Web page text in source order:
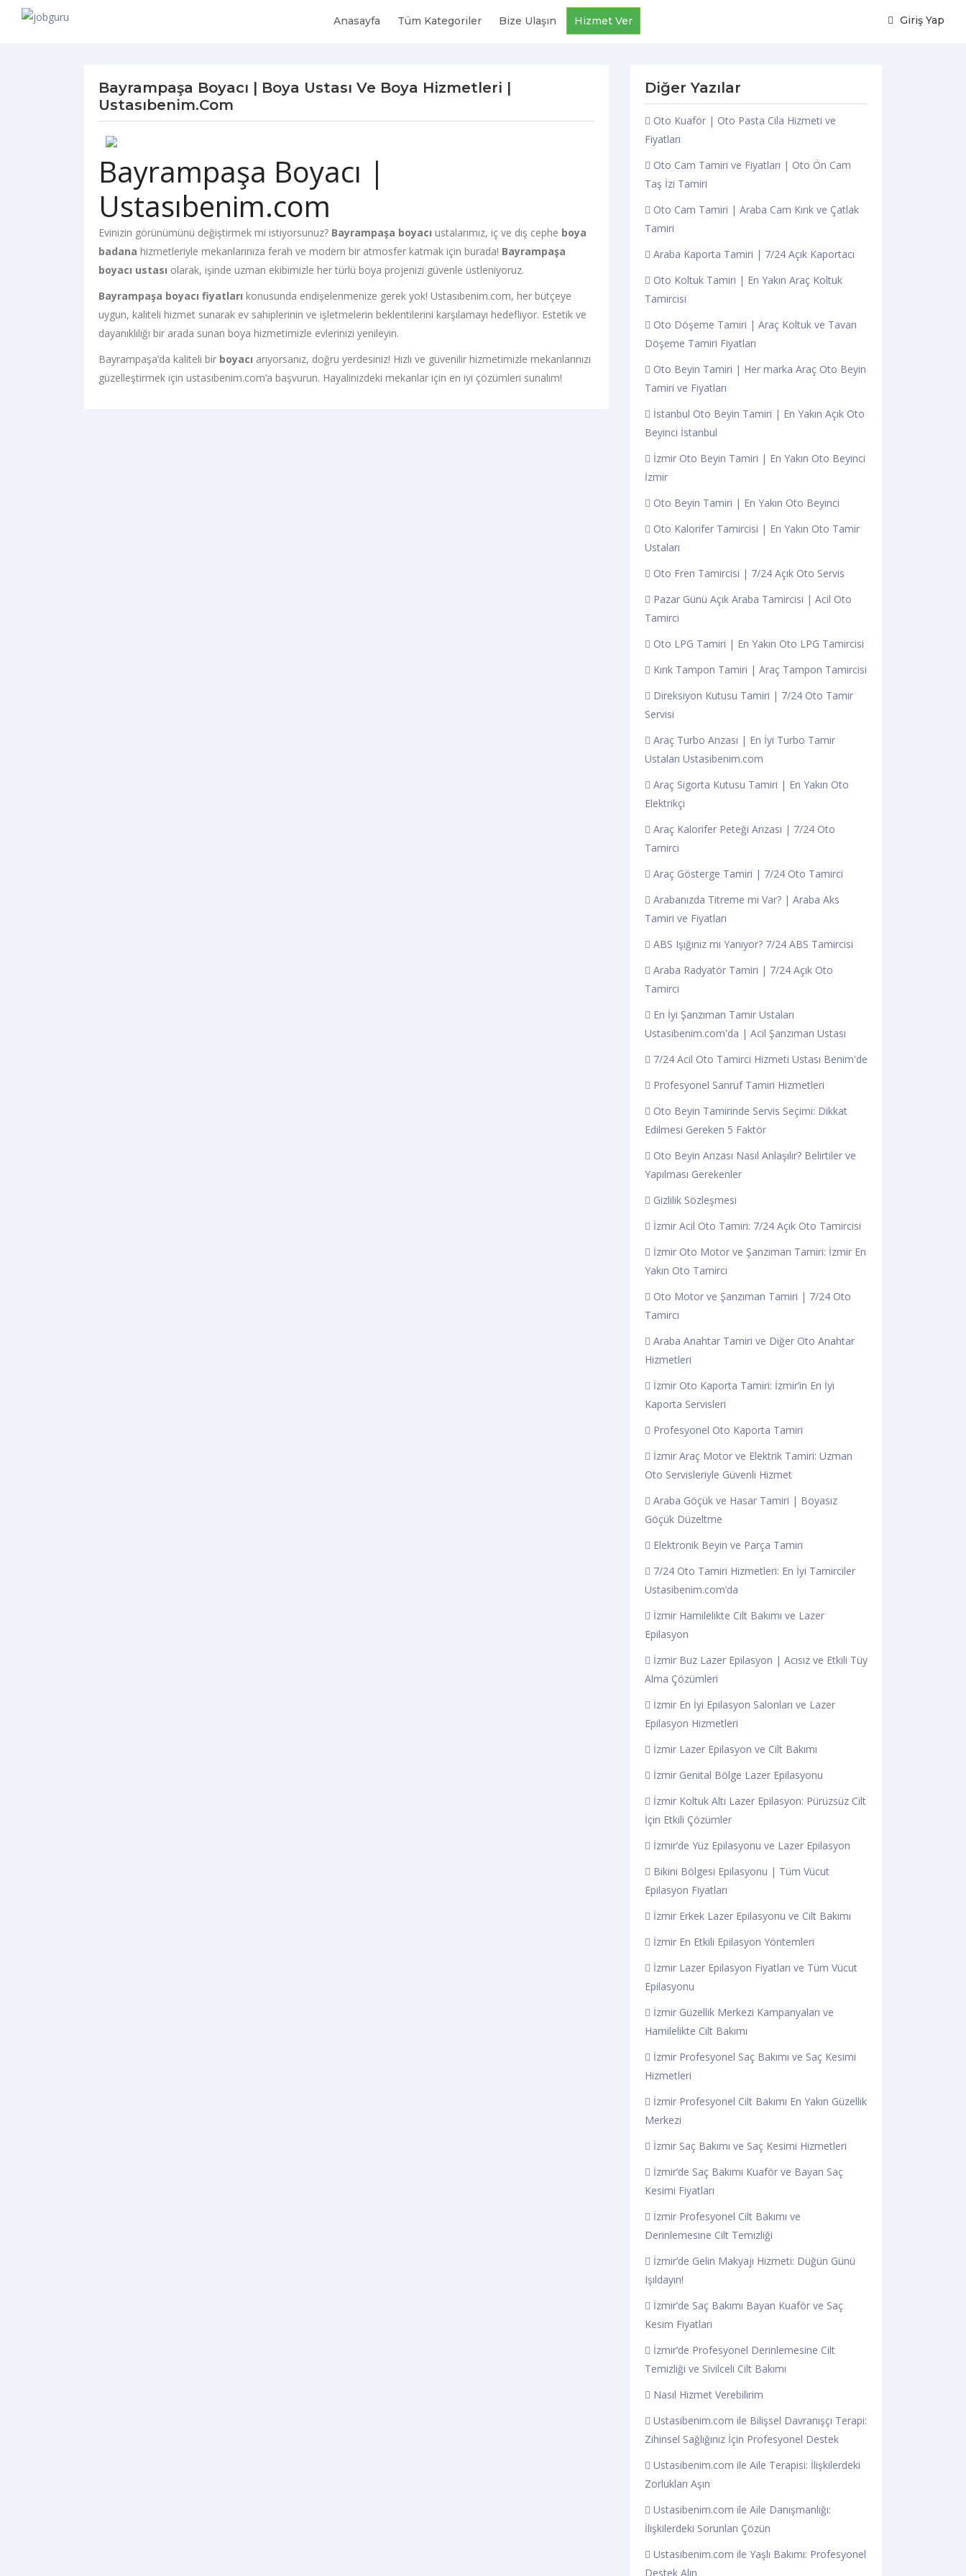
Anasayfa Tüm Kategoriler Bize Ulaşın Hizmet Ver Giriş Yap
Bayrampaşa Boyacı | Boya Ustası Ve Boya Hizmetleri |
Ustasıbenim.com
Bayrampaşa Boyacı |
Ustasıbenim.com
Evinizin görünümünü değiştirmek mi istiyorsunuz? Bayrampaşa boyacı ustalarımız, iç ve dış cephe boya
badana hizmetleriyle mekanlarınıza ferah ve modern bir atmosfer katmak için burada! Bayrampaşa
boyacı ustası olarak, işinde uzman ekibimizle her türlü boya projenizi güvenle üstleniyoruz.
Bayrampaşa boyacı fiyatları konusunda endişelenmenize gerek yok! Ustasıbenim.com, her bütçeye
uygun, kaliteli hizmet sunarak ev sahiplerinin ve işletmelerin beklentilerini karşılamayı hedefliyor. Estetik ve
dayanıklılığı bir arada sunan boya hizmetimizle evlerinizi yenileyin.
Bayrampaşa’da kaliteli bir boyacı arıyorsanız, doğru yerdesiniz! Hızlı ve güvenilir hizmetimizle mekanlarınızı
güzelleştirmek için ustasıbenim.com’a başvurun. Hayalinizdeki mekanlar için en iyi çözümleri sunalım!
Diğer Yazılar
Oto Kuaför | Oto Pasta Cila Hizmeti ve
Fiyatları
Oto Cam Tamiri ve Fiyatları | Oto Ön Cam
Taş İzi Tamiri
Oto Cam Tamiri | Araba Cam Kırık ve Çatlak
Tamiri
Araba Kaporta Tamiri | 7/24 Açık Kaportacı
Oto Koltuk Tamiri | En Yakın Araç Koltuk
Tamircisi
Oto Döşeme Tamiri | Araç Koltuk ve Tavan
Döşeme Tamiri Fiyatları
Oto Beyin Tamiri | Her marka Araç Oto Beyin
Tamiri ve Fiyatları
İstanbul Oto Beyin Tamiri | En Yakın Açık Oto
Beyinci İstanbul
İzmir Oto Beyin Tamiri | En Yakın Oto Beyinci
İzmir
Oto Beyin Tamiri | En Yakın Oto Beyinci
Oto Kalorifer Tamircisi | En Yakın Oto Tamir
Ustaları
Oto Fren Tamircisi | 7/24 Açık Oto Servis
Pazar Günü Açık Araba Tamircisi | Acil Oto
Tamirci
Oto LPG Tamiri | En Yakın Oto LPG Tamircisi
Kırık Tampon Tamiri | Araç Tampon Tamircisi
Direksiyon Kutusu Tamiri | 7/24 Oto Tamir
Servisi
Araç Turbo Arızası | En İyi Turbo Tamir
Ustaları Ustasibenim.com
Araç Sigorta Kutusu Tamiri | En Yakın Oto
Elektrikçi
Araç Kalorifer Peteği Arızası | 7/24 Oto
Tamirci
Araç Gösterge Tamiri | 7/24 Oto Tamirci
Arabanızda Titreme mi Var? | Araba Aks
Tamiri ve Fiyatları
ABS Işığınız mı Yanıyor? 7/24 ABS Tamircisi
Araba Radyatör Tamiri | 7/24 Açık Oto
Tamirci
En İyi Şanzıman Tamir Ustaları
Ustasibenim.com'da | Acil Şanzıman Ustası
7/24 Acil Oto Tamirci Hizmeti Ustası Benim'de
Profesyonel Sanruf Tamiri Hizmetleri
Oto Beyin Tamirinde Servis Seçimi: Dikkat
Edilmesi Gereken 5 Faktör
Oto Beyin Arızası Nasıl Anlaşılır? Belirtiler ve
Yapılması Gerekenler
Gizlilik Sözleşmesi
İzmir Acil Oto Tamiri: 7/24 Açık Oto Tamircisi
İzmir Oto Motor ve Şanzıman Tamiri: İzmir En
Yakın Oto Tamirci
Oto Motor ve Şanzıman Tamiri | 7/24 Oto
Tamirci
Araba Anahtar Tamiri ve Diğer Oto Anahtar
Hizmetleri
İzmir Oto Kaporta Tamiri: İzmir’in En İyi
Kaporta Servisleri
Profesyonel Oto Kaporta Tamiri
İzmir Araç Motor ve Elektrik Tamiri: Uzman
Oto Servisleriyle Güvenli Hizmet
Araba Göçük ve Hasar Tamiri | Boyasız
Göçük Düzeltme
Elektronik Beyin ve Parça Tamiri
7/24 Oto Tamiri Hizmetleri: En İyi Tamirciler
Ustasibenim.com’da
İzmir Hamilelikte Cilt Bakımı ve Lazer
Epilasyon
İzmir Buz Lazer Epilasyon | Acısız ve Etkili Tüy
Alma Çözümleri
İzmir En İyi Epilasyon Salonları ve Lazer
Epilasyon Hizmetleri
İzmir Lazer Epilasyon ve Cilt Bakımı
İzmir Genital Bölge Lazer Epilasyonu
İzmir Koltuk Altı Lazer Epilasyon: Pürüzsüz Cilt
İçin Etkili Çözümler
İzmir’de Yüz Epilasyonu ve Lazer Epilasyon
Bikini Bölgesi Epilasyonu | Tüm Vücut
Epilasyon Fiyatları
İzmir Erkek Lazer Epilasyonu ve Cilt Bakımı
İzmir En Etkili Epilasyon Yöntemleri
İzmir Lazer Epilasyon Fiyatları ve Tüm Vücut
Epilasyonu
İzmir Güzellik Merkezi Kampanyaları ve
Hamilelikte Cilt Bakımı
İzmir Profesyonel Saç Bakımı ve Saç Kesimi
Hizmetleri
İzmir Profesyonel Cilt Bakımı En Yakın Güzellik
Merkezi
İzmir Saç Bakımı ve Saç Kesimi Hizmetleri
İzmir’de Saç Bakımı Kuaför ve Bayan Saç
Kesimi Fiyatları
İzmir Profesyonel Cilt Bakımı ve
Derinlemesine Cilt Temizliği
İzmir’de Gelin Makyajı Hizmeti: Düğün Günü
Işıldayın!
İzmir’de Saç Bakımı Bayan Kuaför ve Saç
Kesim Fiyatları
İzmir’de Profesyonel Derinlemesine Cilt
Temizliği ve Sivilceli Cilt Bakımı
Nasıl Hizmet Verebilirim
Ustasibenim.com ile Bilişsel Davranışçı Terapi:
Zihinsel Sağlığınız İçin Profesyonel Destek
Ustasibenim.com ile Aile Terapisi: İlişkilerdeki
Zorlukları Aşın
Ustasibenim.com ile Aile Danışmanlığı:
İlişkilerdeki Sorunları Çözün
Ustasibenim.com ile Yaşlı Bakımı: Profesyonel
Destek Alın